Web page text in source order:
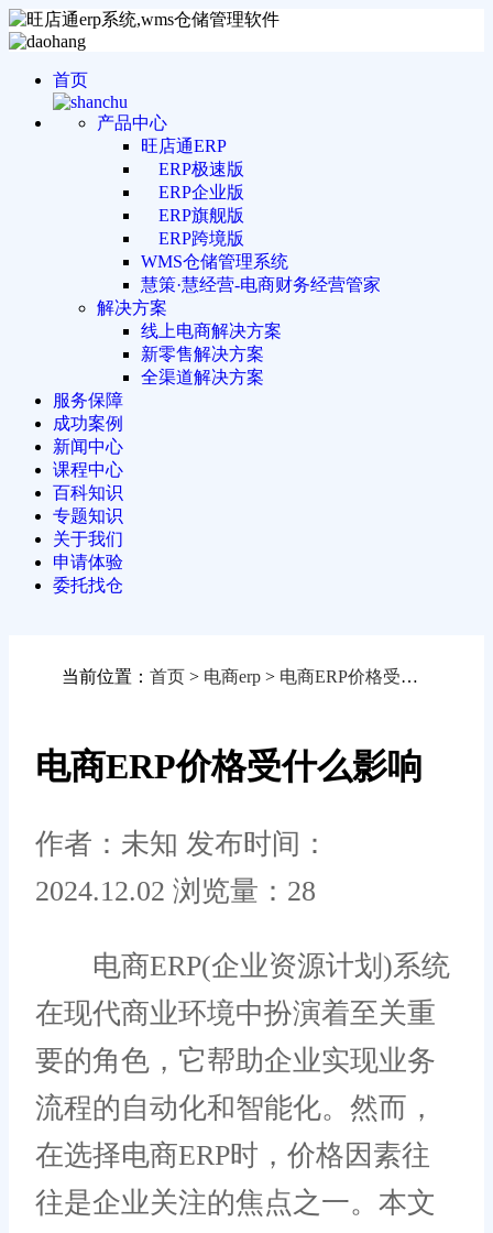
首页
产品中心
旺店通ERP
ERP极速版
ERP企业版
ERP旗舰版
ERP跨境版
WMS仓储管理系统
慧策·慧经营-电商财务经营管家
解决方案
线上电商解决方案
新零售解决方案
全渠道解决方案
服务保障
成功案例
新闻中心
课程中心
百科知识
专题知识
关于我们
申请体验
委托找仓
当前位置： 首页 > 电商erp > 电商ERP价格受什么影响
电商ERP价格受什么影响
作者：未知 发布时间：
2024.12.02 浏览量：28
电商ERP(企业资源计划)系统
在现代商业环境中扮演着至关重
要的角色，它帮助企业实现业务
流程的自动化和智能化。然而，
在选择电商ERP时，价格因素往
往是企业关注的焦点之一。本文